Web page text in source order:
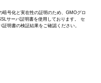
暗号化と実在性の証明のため、GMOグロ
サーバ証明書を使用しております。 セ
明書の検証結果をご確認ください。